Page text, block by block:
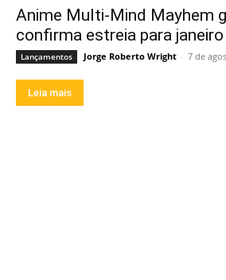
Anime Multi-Mind Mayhem
confirma estreia para
Lançamentos Jorge Roberto Wright - 7 de
Leia mais